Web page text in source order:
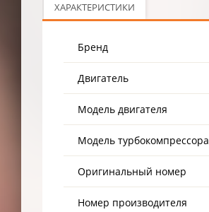
ХАРАКТЕРИСТИКИ
Бренд
Двигатель
Модель двигателя
Модель турбокомпрессора
Оригинальный номер
Номер производителя